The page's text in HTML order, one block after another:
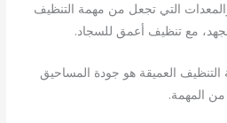
التي تجعل من مهمة التنظيف
مع تنظيف أعمق للسجاد.
العميقة هو جودة المساحيق
المهمة.